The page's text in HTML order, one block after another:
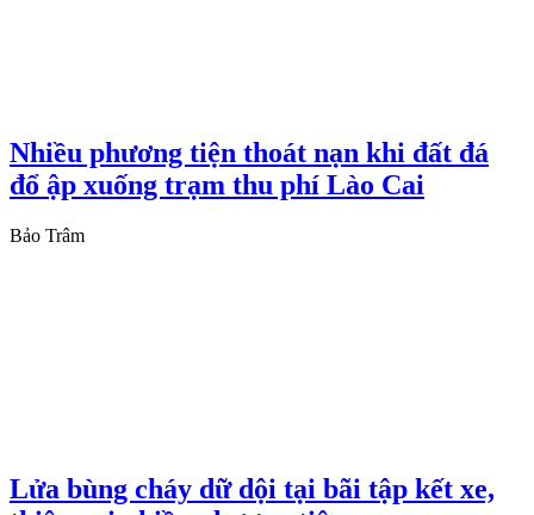
Nhiều phương tiện thoát nạn khi đất đá
đổ ập xuống trạm thu phí Lào Cai
Bảo Trâm
Lửa bùng cháy dữ dội tại bãi tập kết xe,